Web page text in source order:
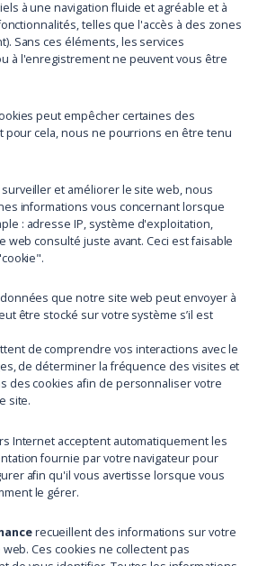
à une navigation fluide et agréable et à
telles que l'accès à des zones
Sans ces éléments, les services
à l'enregistrement ne peuvent vous être
peut empêcher certaines des
pour cela, nous ne pourrions en être tenu
et améliorer le site web, nous
informations vous concernant lorsque
: adresse IP, système d'exploitation,
web consulté juste avant. Ceci est faisable
que notre site web peut envoyer à
être stocké sur votre système s’il est
de comprendre vos interactions avec le
de déterminer la fréquence des visites et
des cookies afin de personnaliser votre
site.
Internet acceptent automatiquement les
fournie par votre navigateur pour
afin qu'il vous avertisse lorsque vous
le gérer.
recueillent des informations sur votre
Ces cookies ne collectent pas